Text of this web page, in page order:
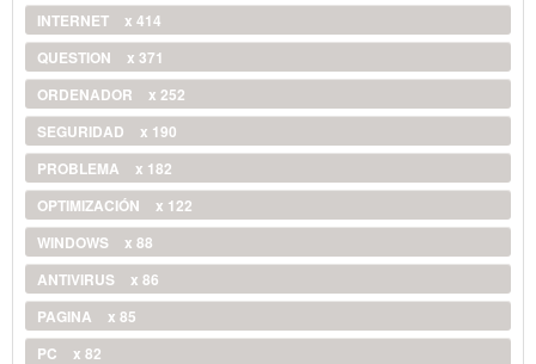
INTERNET
x 414
QUESTION
x 371
ORDENADOR
x 252
SEGURIDAD
x 190
PROBLEMA
x 182
OPTIMIZACIÓN
x 122
WINDOWS
x 88
ANTIVIRUS
x 86
PAGINA
x 85
PC
x 82